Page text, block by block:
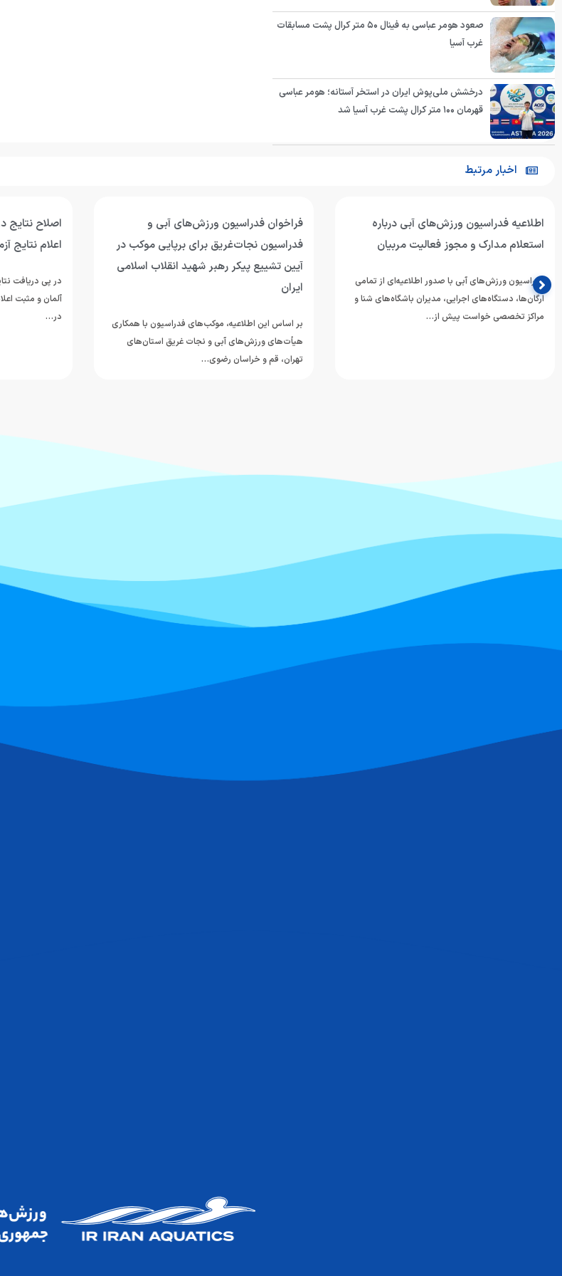
صعود هومر عباسی به فینال ۵۰ متر کرال پشت مسابقات
غرب آسیا
درخشش ملی‌پوش ایران در استخر آستانه؛ هومر عباسی
قهرمان ۱۰۰ متر کرال پشت غرب آسیا شد
اخبار مرتبط
تمامی
شنا و
فراخوان فدراسیون ورزش‌های آبی و
فدراسیون نجات‌غریق برای برپایی موکب در
آیین تشییع پیکر رهبر شهید انقلاب اسلامی
ایران
بر اساس این اطلاعیه، موکب‌های فدراسیون با همکاری
هیأت‌های ورزش‌های آبی و نجات غریق استان‌های
اصلاح نتایج دو رویداد شنای دختران پس از
اعلام نتایج آزمایش دوپینگ
در پی دریافت نتایج آزمایش دوپینگ از آزمایشگاه کلن
آلمان و مثبت اعلام شدن نمونه یکی از شناگران حاضر